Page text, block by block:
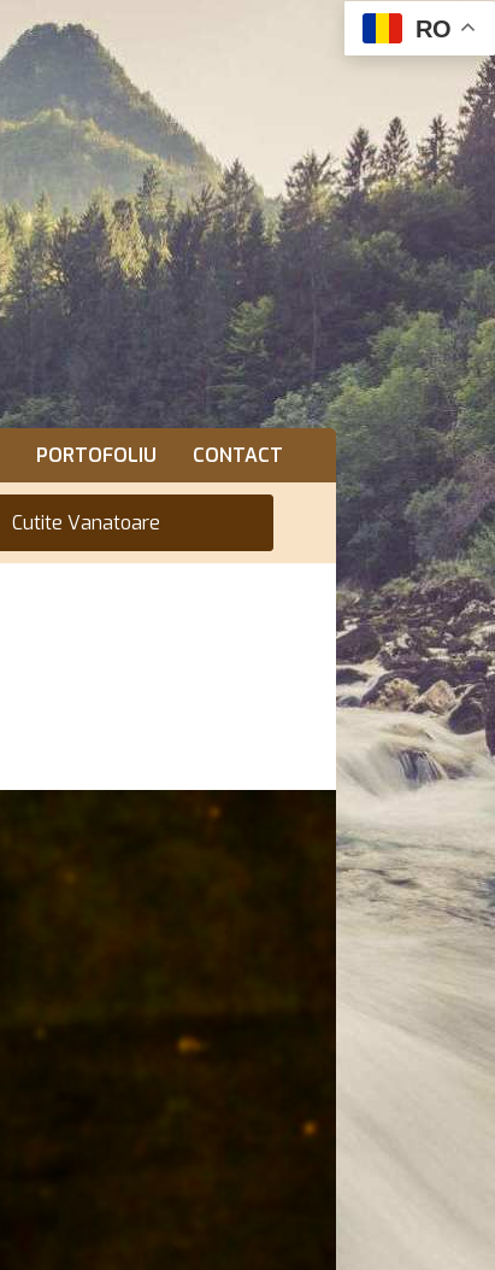
PORTOFOLIU CONTACT
Cutite Vanatoare
RO